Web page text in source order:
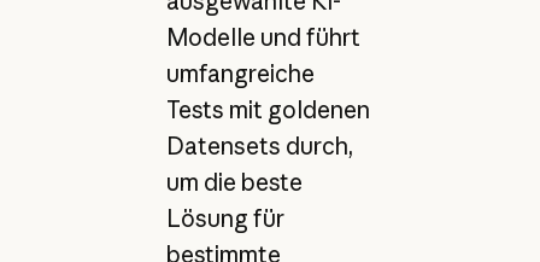
Modelle und führt
umfangreiche
Tests mit goldenen
Datensets durch,
um die beste
Lösung für
bestimmte